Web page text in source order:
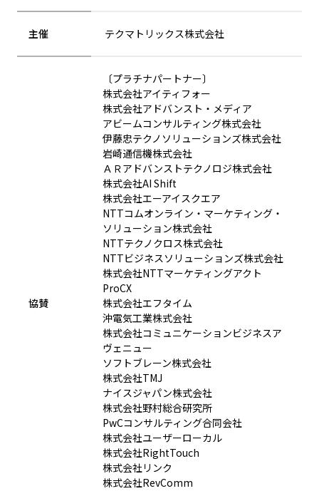
主催 テクマトリックス株式会社
協賛
〔プラチナパートナー〕
株式会社アイティフォー
株式会社アドバンスト・メディア
アビームコンサルティング株式会社
伊藤忠テクノソリューションズ株式会社
岩崎通信機株式会社
ＡＲアドバンストテクノロジ株式会社
株式会社AI Shift
株式会社エーアイスクエア
NTTコムオンライン・マーケティング・
ソリューション株式会社
NTTテクノクロス株式会社
NTTビジネスソリューションズ株式会社
株式会社NTTマーケティングアクト
ProCX
株式会社エフタイム
沖電気工業株式会社
株式会社コミュニケーションビジネスア
ヴェニュー
ソフトブレーン株式会社
株式会社TMJ
ナイスジャパン株式会社
株式会社野村総合研究所
PwCコンサルティング合同会社
株式会社ユーザーローカル
株式会社RightTouch
株式会社リンク
株式会社RevComm